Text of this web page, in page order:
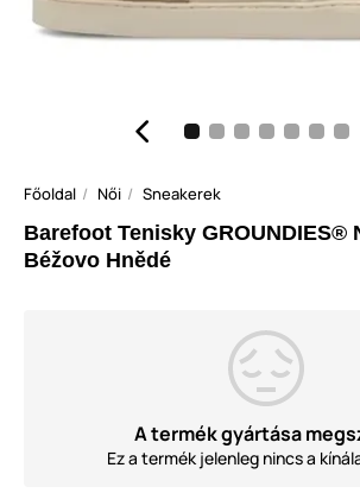
Főoldal Női Sneakerek
Barefoot Tenisky GROUNDIES®
Béžovo Hnědé
A termék gyártása
Ez a termék jelenleg nincs a